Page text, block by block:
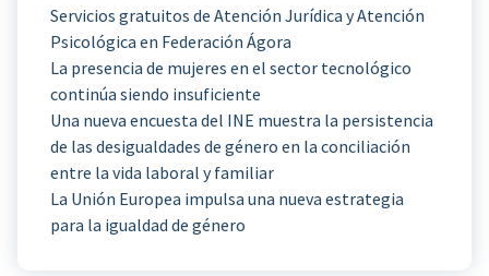
Servicios gratuitos de Atención Jurídica y Atención
Psicológica en Federación Ágora
La presencia de mujeres en el sector tecnológico
continúa siendo insuficiente
Una nueva encuesta del INE muestra la persistencia
de las desigualdades de género en la conciliación
entre la vida laboral y familiar
La Unión Europea impulsa una nueva estrategia
para la igualdad de género